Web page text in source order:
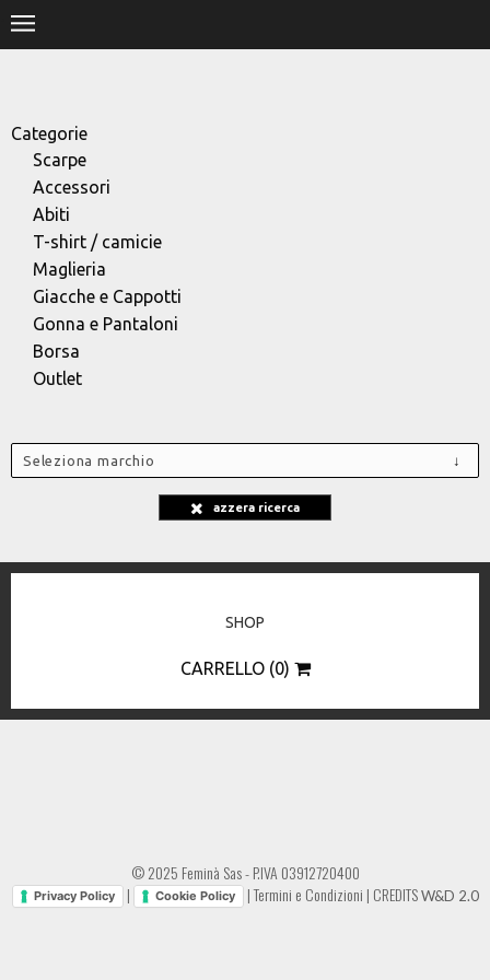
Categorie
Scarpe
Accessori
Abiti
T-shirt / camicie
Maglieria
Giacche e Cappotti
Gonna e Pantaloni
Borsa
Outlet
Seleziona marchio
azzera ricerca
SHOP
CARRELLO (0)
© 2025 Feminà Sas - P.IVA 03912720400
Privacy Policy | Cookie Policy |Termini e Condizioni | CREDITSW&D 2.0